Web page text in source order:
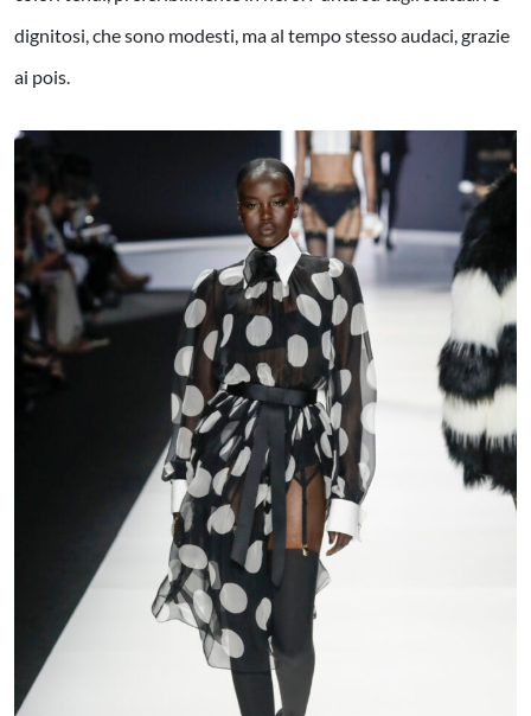
dignitosi, che sono modesti, ma al tempo stesso audaci, grazie
ai pois.